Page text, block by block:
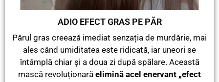
ADIO EFECT GRAS PE PĂR
Părul gras creează imediat senzația de murdărie, mai
ales când umiditatea este ridicată, iar uneori se
întâmplă chiar și a doua zi după spălare. Această
mască revoluționară elimină acel enervant „efect